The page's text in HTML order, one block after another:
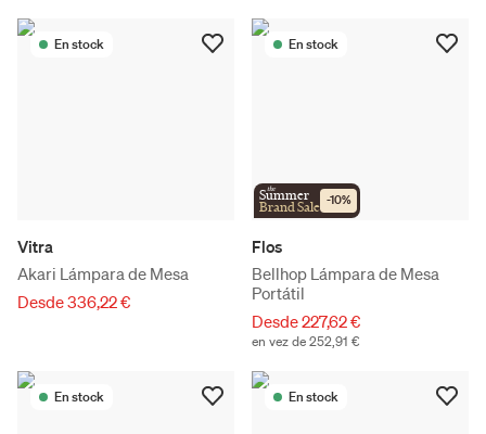
En stock
Vitra
Akari Lámpara de Mesa
Desde 336,22 €
En stock
the
Summer
Brand Sale -10%
Flos
Bellhop Lámpara de Mesa
Portátil
Desde 227,62 €
en vez de 252,91 €
En stock En stock